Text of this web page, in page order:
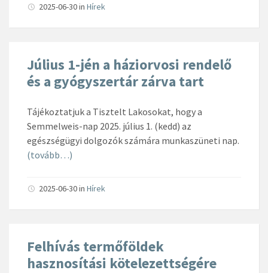
2025-06-30in Hírek
Július 1-jén a háziorvosi rendelő
és a gyógyszertár zárva tart
Tájékoztatjuk a Tisztelt Lakosokat, hogy a
Semmelweis-nap 2025. július 1. (kedd) az
egészségügyi dolgozók számára munkaszüneti nap.
(tovább…)
2025-06-30in Hírek
Felhívás termőföldek
hasznosítási kötelezettségére